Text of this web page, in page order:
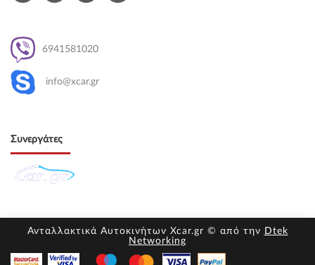
6941581020
info@xcar.gr
Συνεργάτες
Ανταλλακτικά Αυτοκινήτων Xcar.gr © από την Dtek
Networking